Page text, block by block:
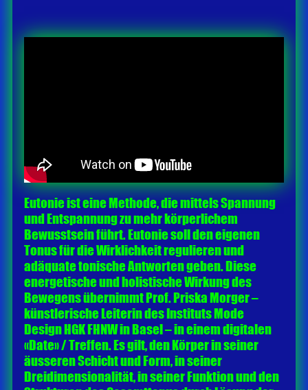
Eutonie ist eine Methode, die mittels Spannung
und Entspannung zu mehr körperlichem
Bewusstsein führt. Eutonie soll den eigenen
Tonus für die Wirklichkeit regulieren und
adäquate tonische Antworten geben. Diese
energetische und holistische Wirkung des
Bewegens übernimmt Prof. Priska Morger –
künstlerische Leiterin des Instituts Mode
Design HGK FHNW in Basel – in einem digitalen
«Date» / Treffen. Es gilt, den Körper in seiner
äusseren Schicht und Form, in seiner
Dreidimensionalität, in seiner Funktion und den